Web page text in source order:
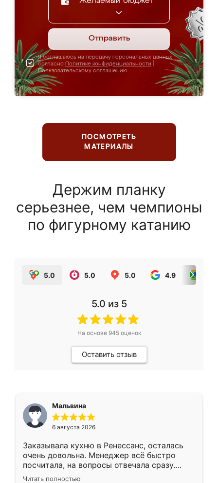
Отправить
Я соглашаюсь на передачу персональных данных
согласно Политике конфиденциальности
Пользовательскому соглашению
ПОСМОТРЕТЬ
МАТЕРИАЛЫ
Держим планку
серьезнее, чем чемпионы
по фигурному катанию
5.0 5.0 5.0 4.9
5.0 из 5
На основе 945оценок
Оставить отзыв
Мальвина
6 августа 2026
Заказывала кухню в Ренессанс, осталась
очень довольна. Менеджер всё быстро
посчитала, на вопросы отвечала сразу.
Замерщик приехал в субботу, подошёл к
Читать полностью